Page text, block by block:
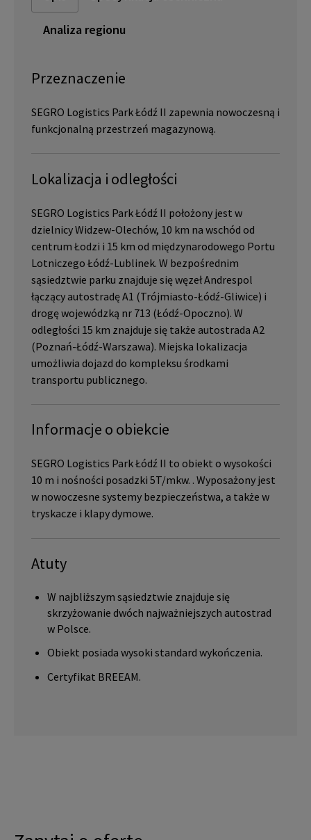
Analiza regionu
Przeznaczenie
SEGRO Logistics Park Łódź II zapewnia nowoczesną i
funkcjonalną przestrzeń magazynową.
Lokalizacja i odległości
SEGRO Logistics Park Łódź II położony jest w
dzielnicy Widzew-Olechów, 10 km na wschód od
centrum Łodzi i 15 km od międzynarodowego Portu
Lotniczego Łódź-Lublinek. W bezpośrednim
sąsiedztwie parku znajduje się węzeł Andrespol
łączący autostradę A1 (Trójmiasto-Łódź-Gliwice) i
drogę wojewódzką nr 713 (Łódź-Opoczno). W
odległości 15 km znajduje się także autostrada A2
(Poznań-Łódź-Warszawa). Miejska lokalizacja
umożliwia dojazd do kompleksu środkami
transportu publicznego.
Informacje o obiekcie
SEGRO Logistics Park Łódź II to obiekt o wysokości
10 m i nośności posadzki 5T/mkw. . Wyposażony jest
w nowoczesne systemy bezpieczeństwa, a także w
tryskacze i klapy dymowe.
Atuty
W najbliższym sąsiedztwie znajduje się
skrzyżowanie dwóch najważniejszych autostrad
w Polsce.
Obiekt posiada wysoki standard wykończenia.
Certyfikat BREEAM.